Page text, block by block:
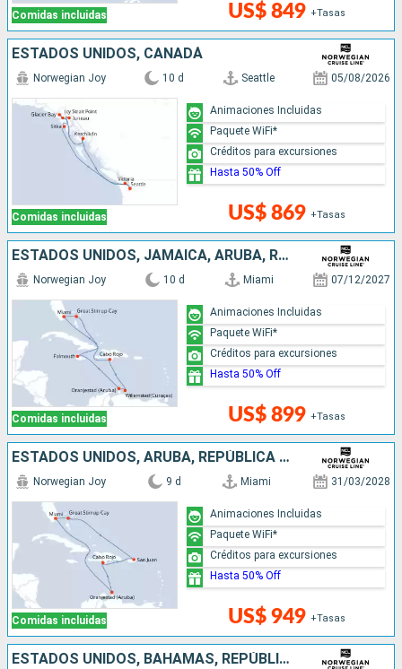
Comidas incluidas US$ 849 +Tasas
ESTADOS UNIDOS, CANADÁ
Comidas incluidas
Norwegian Joy 10 d Seattle 05/08/2026
US$ 869 +Tasas
Animaciones Incluidas
Paquete WiFi*
Créditos para excursiones
Hasta 50% Off
ESTADOS UNIDOS, JAMAICA, ARUBA, REPÚBLICA DOMINICANA, BAHAMAS
Comidas incluidas
Norwegian Joy 10 d Miami 07/12/2027
US$ 899 +Tasas
Animaciones Incluidas
Paquete WiFi*
Créditos para excursiones
Hasta 50% Off
ESTADOS UNIDOS, ARUBA, REPÚBLICA DOMINICANA, PUERTO RICO, BAHAMAS
Comidas incluidas
Norwegian Joy 9 d Miami 31/03/2028
US$ 949 +Tasas
Animaciones Incluidas
Paquete WiFi*
Créditos para excursiones
Hasta 50% Off
ESTADOS UNIDOS, BAHAMAS, REPÚBLICA DOMINICANA, ARUBA, JAMAICA